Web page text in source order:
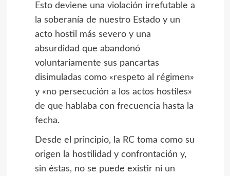
Esto deviene una violación irrefutable a
la soberanía de nuestro Estado y un
acto hostil más severo y una
absurdidad que abandonó
voluntariamente sus pancartas
disimuladas como «respeto al régimen»
y «no persecución a los actos hostiles»
de que hablaba con frecuencia hasta la
fecha.
Desde el principio, la RC toma como su
origen la hostilidad y confrontación y,
sin éstas, no se puede existir ni un